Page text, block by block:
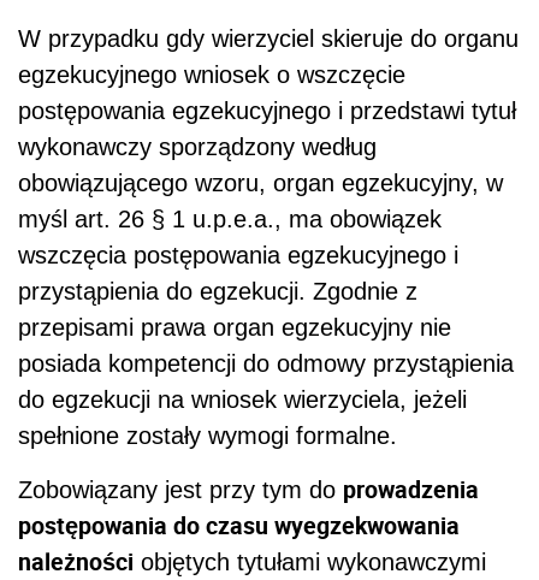
W przypadku gdy wierzyciel skieruje do organu
egzekucyjnego wniosek o wszczęcie
postępowania egzekucyjnego i przedstawi tytuł
wykonawczy sporządzony według
obowiązującego wzoru, organ egzekucyjny, w
myśl art. 26 § 1 u.p.e.a., ma obowiązek
wszczęcia postępowania egzekucyjnego i
przystąpienia do egzekucji. Zgodnie z
przepisami prawa organ egzekucyjny nie
posiada kompetencji do odmowy przystąpienia
do egzekucji na wniosek wierzyciela, jeżeli
spełnione zostały wymogi formalne.
Zobowiązany jest przy tym do prowadzenia
postępowania do czasu wyegzekwowania
należności objętych tytułami wykonawczymi